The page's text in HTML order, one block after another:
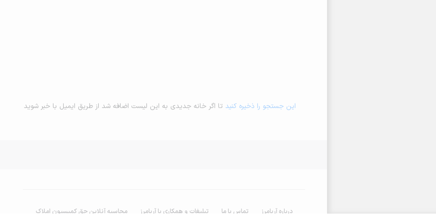
این جستجو را ذخیره کنید تا اگر خانه جدیدی به این لیست اضافه شد از طریق ایمیل با خبر شوید
درباره آریامرز تماس با ما تبلیغات و همکاری با آریامرز محاسبه آنلاین حق کمیسیون املاک